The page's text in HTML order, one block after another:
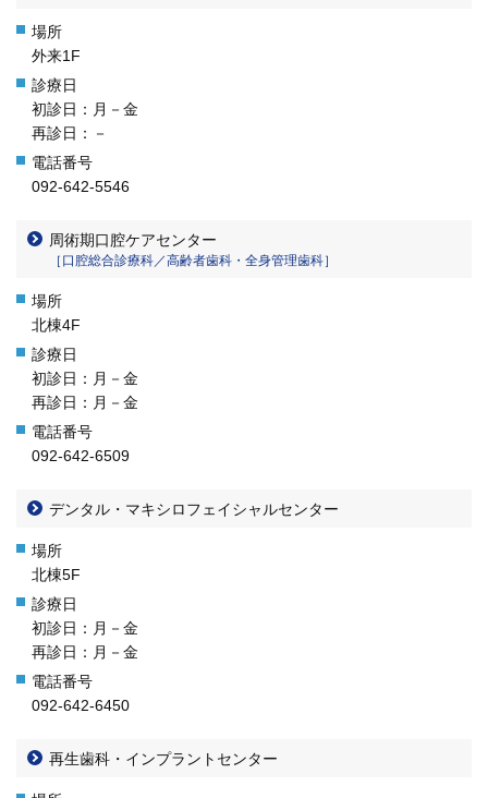
外来1F
初診日：月－金
再診日：－
092-642-5546
周術期口腔ケアセンター
［口腔総合診療科／高齢者歯科・全身管理歯科］
北棟4F
初診日：月－金
再診日：月－金
092-642-6509
デンタル・マキシロフェイシャルセンター
北棟5F
初診日：月－金
再診日：月－金
092-642-6450
再生歯科・インプラントセンター